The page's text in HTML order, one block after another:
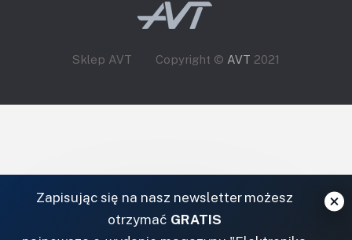
Sklep AVT Copyright © AVT 2021
Zapisując się na nasz newsletter możesz
otrzymać GRATIS